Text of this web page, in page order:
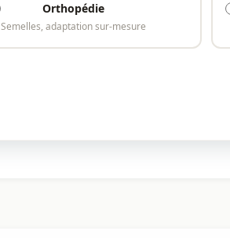
Orthopédie
Semelles, adaptation sur-mesure